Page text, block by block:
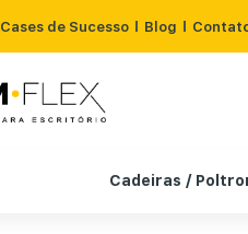
Cases de Sucesso Blog
Cadeiras /